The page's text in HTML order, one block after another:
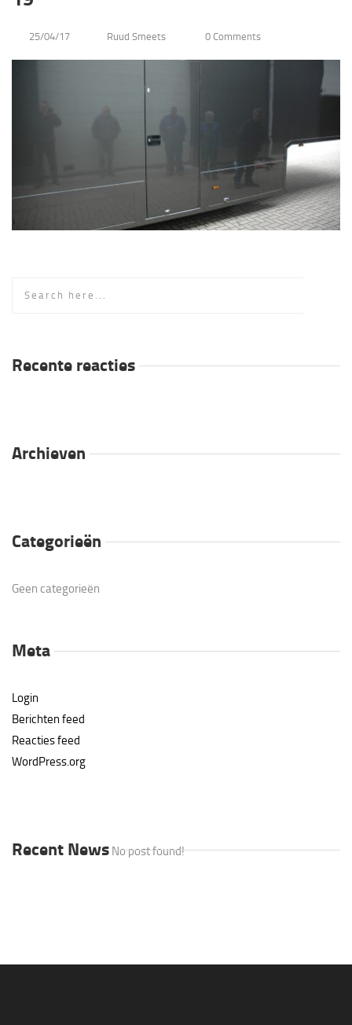
25/04/17 Ruud Smeets 0 Comments
Recente reacties
Archieven
Categorieën
Geen categorieën
Meta
Login
Berichten feed
Reacties feed
WordPress.org
Recent NewsNo post found!